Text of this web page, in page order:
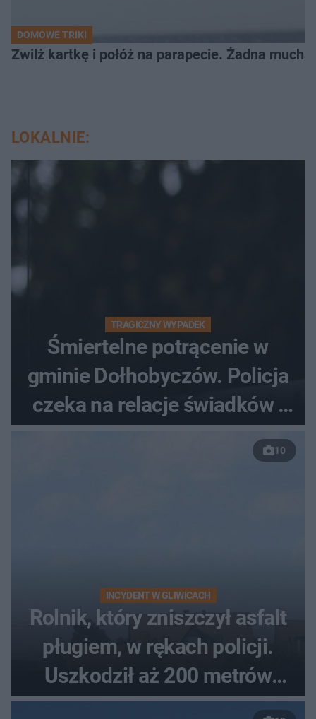
DOMOWE TRIKI
Zwilż kartkę i połóż na parapecie. Żadna
LOKALNIE:
TRAGICZNY WYPADEK
Śmiertelne potrącenie w
gminie Dołhobyczów. Policja
czeka na relacje świadków i
10
INCYDENT W GLIWICACH
Rolnik, który zniszczył asfalt
pługiem, w rękach policji.
Uszkodził aż 200 metrów
nowej drogi